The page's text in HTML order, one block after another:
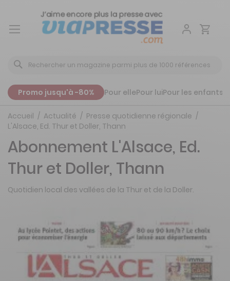
Aller
Promo jusqu'à -80% Pour ellePour luiPour les enfants
Accueil Actualité
Presse quotidienne régionale
L'Alsace, Ed. Thur et Doller, Thann
Abonnement L'Alsace, Ed.
Thur et Doller, Thann
Quotidien local des vallées de la Thur et de la Doller.